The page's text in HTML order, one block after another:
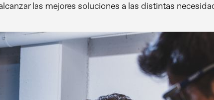
las mejores soluciones a las distintas